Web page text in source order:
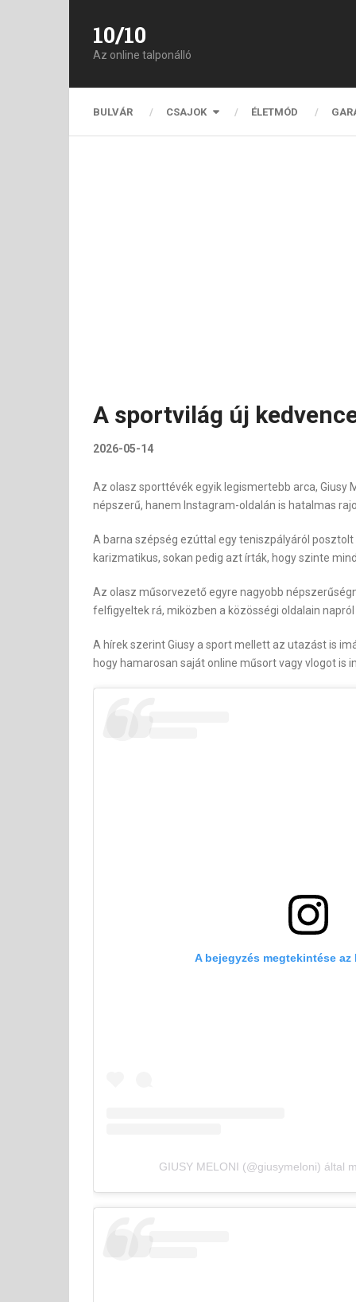
10/10
Az online talponálló
BULVÁR CSAJOK ÉLETMÓD
A sportvilág új
2026-05-14
Az olasz sporttévék egyik legismertebb arca,
népszerű, hanem Instagram-oldalán is hatalmas
A barna szépség ezúttal egy teniszpályáról
karizmatikus, sokan pedig azt írták, hogy szinte
Az olasz műsorvezető egyre nagyobb
felfigyeltek rá, miközben a közösségi oldalain
A hírek szerint Giusy a sport mellett az utazást is
hogy hamarosan saját online műsort vagy vlogot is
A bejegyzés megtekintése az
GIUSY MELONI (@giusymeloni) által